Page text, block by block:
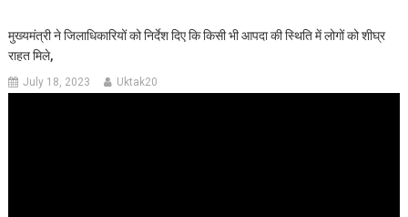
मुख्यमंत्री ने जिलाधिकारियों को निर्देश दिए कि किसी भी आपदा की स्थिति में लोगों को शीघ्र
राहत मिले,
July 18, 2023 Uktak20